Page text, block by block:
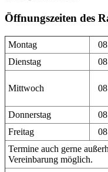
Öffnungszeiten des
Montag
Dienstag
Mittwoch
Donnerstag
Freitag
Termine auch gerne
Vereinbarung möglich.